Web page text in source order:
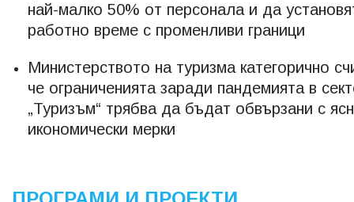
най-малко 50% от персонала и да
работно време с променливи граници
Министерството на туризма категорично
че ограниченията заради пандемията в
„Туризъм“ трябва да бъдат обвързани с
икономически мерки